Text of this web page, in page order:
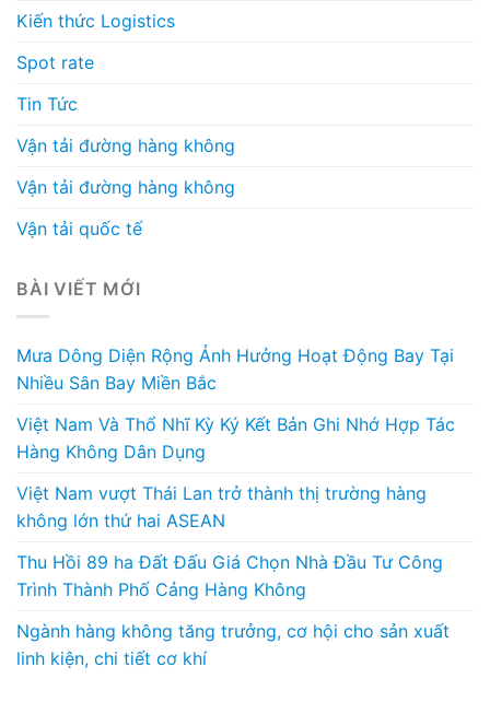
Kiến thức Logistics
Spot rate
Tin Tức
Vận tải đường hàng không
Vận tải đường hàng không
Vận tải quốc tế
BÀI VIẾT MỚI
Mưa Dông Diện Rộng Ảnh Hưởng Hoạt Động Bay Tại
Nhiều Sân Bay Miền Bắc
Việt Nam Và Thổ Nhĩ Kỳ Ký Kết Bản Ghi Nhớ Hợp Tác
Hàng Không Dân Dụng
Việt Nam vượt Thái Lan trở thành thị trường hàng
không lớn thứ hai ASEAN
Thu Hồi 89 ha Đất Đấu Giá Chọn Nhà Đầu Tư Công
Trình Thành Phố Cảng Hàng Không
Ngành hàng không tăng trưởng, cơ hội cho sản xuất
linh kiện, chi tiết cơ khí